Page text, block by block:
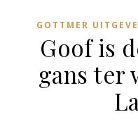
GOTTMER
Goof is
gans ter